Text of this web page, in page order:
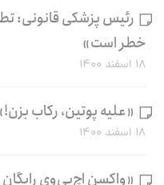
رئیس پزشکی قانونی:
خطر است»
۱۸ اسفند ۱۴۰۰
«علیه پوتین، رکاب
۱۸ اسفند ۱۴۰۰
«واکسن اچ‌پی‌وی